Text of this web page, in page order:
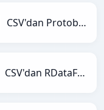
CSV'dan Protobuf'ye
CSV'dan RDataFrame'ye